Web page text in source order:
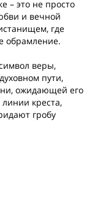
– это не просто
и вечной
где
обрамление.
веры,
пути,
ожидающей его
креста,
гробу